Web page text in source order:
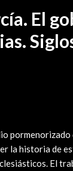
El
la historia de
El